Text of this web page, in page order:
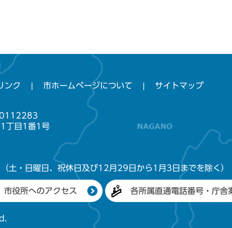
ンク 市ホームページについて サイトマップ
丁目1番1号
土・日曜日、祝休日及び12月29日から1月3日までを除く）
市役所へのアクセス 各所属直通電話番号・庁舎